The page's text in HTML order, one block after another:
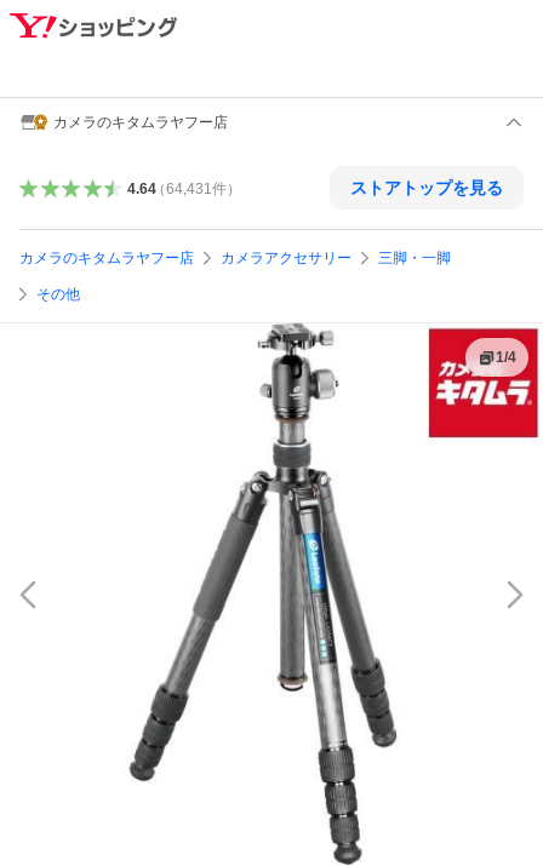
カメラのキタムラヤフー店
4.64（64,431件） ストアトップを見る
カメラのキタムラヤフー店 カメラアクセサリー 三脚・一脚
その他
1/4